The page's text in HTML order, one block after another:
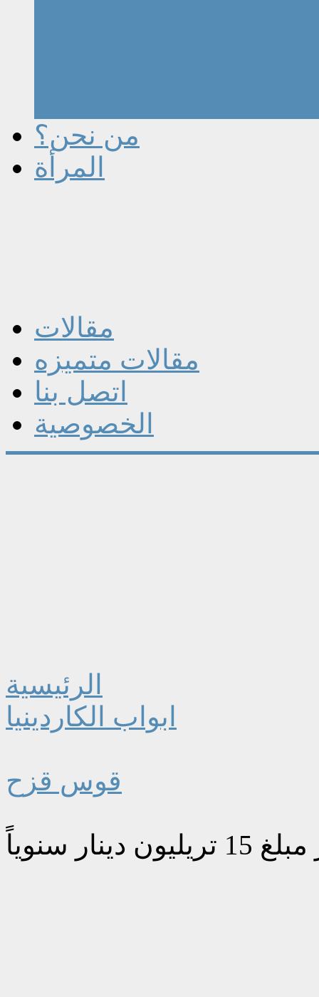
من نحن؟
المرأة
مقالات
مقالات متميزه
اتصل بنا
الخصوصية
الرئيسية
ابواب الكاردينيا
قوس قزح
سنوياً